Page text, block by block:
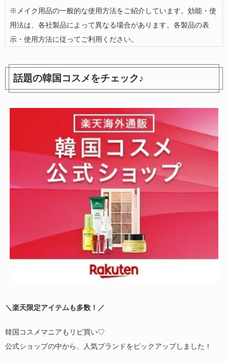
※メイク用品の一般的な使用方法をご紹介しています。効能・使
用法は、各社製品によって異なる場合があります。各製品の表
示・使用方法に従ってご利用ください。
話題の韓国コスメをチェック♪
＼楽天限定アイテムも多数！／
韓国コスメマニアもリピ買い♡
公式ショップの中から、人気ブランドをピックアップしました！